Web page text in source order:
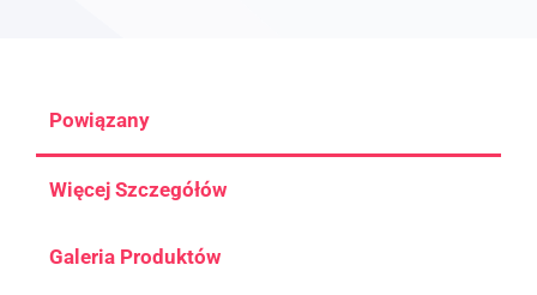
Powiązany
Więcej Szczegółów
Galeria Produktów